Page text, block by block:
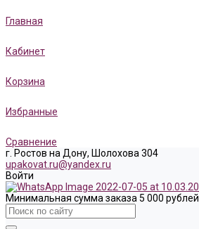
Главная
Кабинет
Корзина
Избранные
Сравнение
г. Ростов на Дону, Шолохова 304
upakovat.ru@yandex.ru
Войти
Минимальная сумма заказа 5 000 рублей